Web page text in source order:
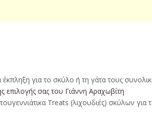
για το σκύλο ή τη γάτα τους
επιλογής σας του Γιάννη Αραχωβίτη
Treats (λιχουδιές) σκύλων για